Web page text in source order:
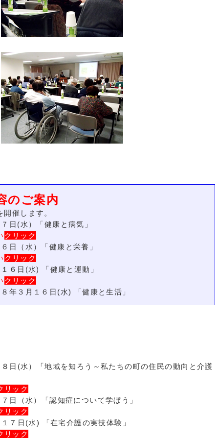
のご案内
催します。
日(水）「健康と病気」
クリック
日（水）「健康と栄養」
クリック
６日(水) 「健康と運動」
クリック
年３月１６日(水) 「健康と生活」
日(水）「地域を知ろう～私たちの町の住民の動向と介護
リック
（水）「認知症について学ぼう」
リック
７日(水) 「在宅介護の実技体験」
リック